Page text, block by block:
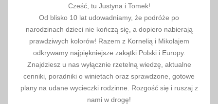
Cześć, tu Justyna i Tomek!
Od blisko 10 lat udowadniamy, że podróże po
narodzinach dzieci nie kończą się, a dopiero nabierają
prawdziwych kolorów! Razem z Kornelią i Mikołajem
odkrywamy najpiękniejsze zakątki Polski i Europy.
Znajdziesz u nas wyłącznie rzetelną wiedzę, aktualne
cenniki, poradniki o winietach oraz sprawdzone, gotowe
plany na udane wycieczki rodzinne. Rozgość się i ruszaj z
nami w drogę!